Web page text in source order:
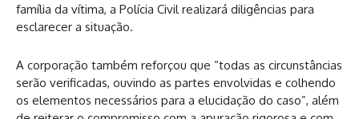
família da vítima, a Polícia Civil realizará diligências para
esclarecer a situação.
A corporação também reforçou que “todas as circunstâncias
serão verificadas, ouvindo as partes envolvidas e colhendo
os elementos necessários para a elucidação do caso”, além